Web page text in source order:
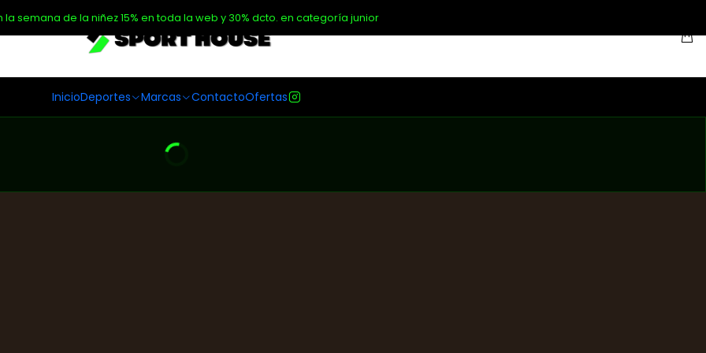
InicioDeportes Marcas ContactoOfertas
la semana de la niñez 15% en toda la web y 30% dcto. en categoría junior